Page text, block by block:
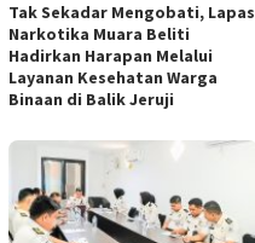
Tak Sekadar Mengobati, Lapas
Narkotika Muara Beliti
Hadirkan Harapan Melalui
Layanan Kesehatan Warga
Binaan di Balik Jeruji